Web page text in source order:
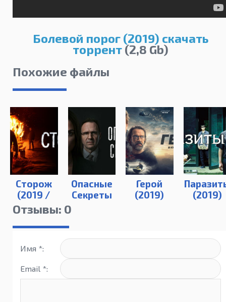
Болевой порог (2019) скачать
торрент (2,8 Gb)
Похожие файлы
Сторож
(2019 /
WEB-
DLRip)
Опасные
Секреты
Герой
(2019)
(2019)
Отзывы: 0
Имя *:
Email *: